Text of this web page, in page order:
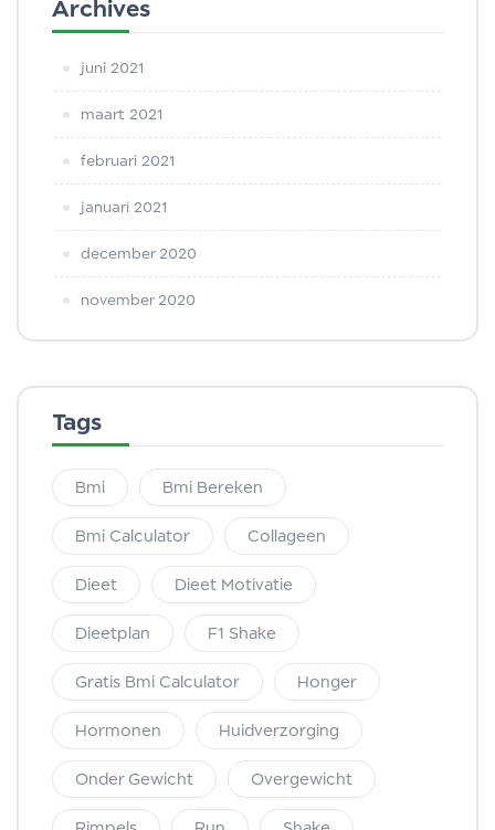
Archives
juni 2021
maart 2021
februari 2021
januari 2021
december 2020
november 2020
Tags
Bmi Bmi Bereken
Bmi Calculator Collageen
Dieet Dieet Motivatie
Dieetplan F1 Shake
Gratis Bmi Calculator Honger
Hormonen Huidverzorging
Onder Gewicht Overgewicht